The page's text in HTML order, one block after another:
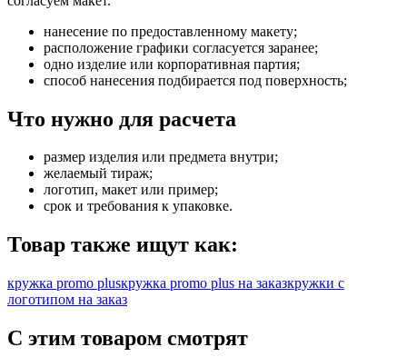
нанесение по предоставленному макету;
расположение графики согласуется заранее;
одно изделие или корпоративная партия;
способ нанесения подбирается под поверхность;
Что нужно для расчета
размер изделия или предмета внутри;
желаемый тираж;
логотип, макет или пример;
срок и требования к упаковке.
Товар также ищут как:
кружка promo plusкружка promo plus на заказкружки с
логотипом на заказ
С этим товаром смотрят